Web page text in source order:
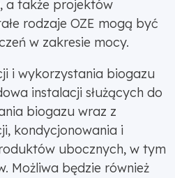
a także projektów
rodzaje OZE mogą być
w zakresie mocy.
i wykorzystania biogazu
instalacji służących do
biogazu wraz z
kondycjonowania i
ubocznych, w tym
Możliwa będzie również